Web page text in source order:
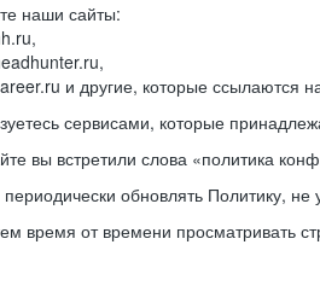
наши сайты:
и другие, которые ссылаются
сервисами, которые
вы встретили слова «политика
обновлять Политику, не
время от времени просматривать